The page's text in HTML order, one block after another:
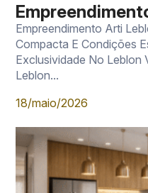
Empreendimento Arti
Compacta E Condições
Exclusividade No Leblon
Leblon...
18/maio/2026